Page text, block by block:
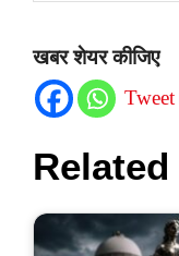
खबर शेयर कीजिए
Tweet